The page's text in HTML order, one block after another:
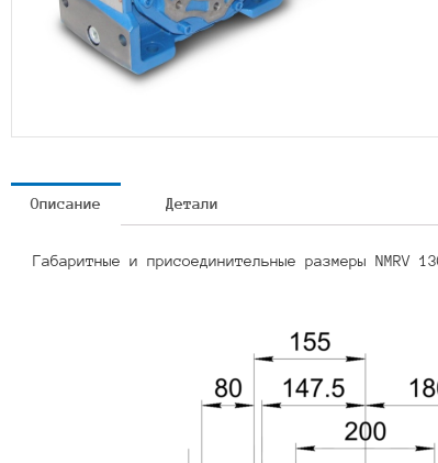
Описание Детали
Габаритные и присоединительные размеры NMRV